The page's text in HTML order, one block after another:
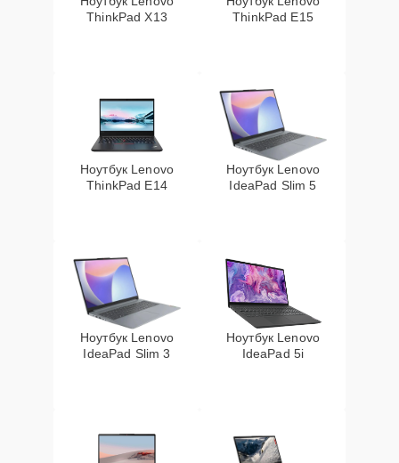
ThinkPad X13
ThinkPad E15
Ноутбук Lenovo
ThinkPad E14
Ноутбук Lenovo
IdeaPad Slim 5
Ноутбук Lenovo
IdeaPad Slim 3
Ноутбук Lenovo
IdeaPad 5i